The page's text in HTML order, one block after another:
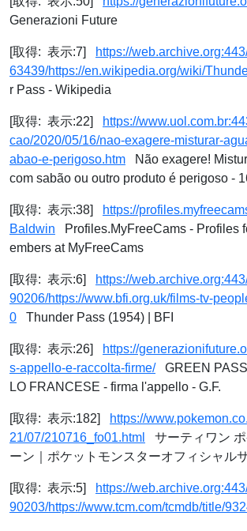
Generazioni Future
[取得: 表示:7]
https://
63439/https://en.wikipedia.org/wiki/
r Pass - Wikipedia
[取得: 表示:22]
https://
cao/2020/05/16/nao-exagere-misturar-
abao-e-perigoso.htm Não exagere!
com sabão ou outro produto é perigoso -
[取得: 表示:38]
https://
Baldwin Profiles.MyFreeCams - Profiles
embers at MyFreeCams
[取得: 表示:6]
https://
90206/https://www.bfi.org.uk/films-tv-
0 Thunder Pass (1954) | BFI
[取得: 表示:26]
https://
s-appello-e-raccolta-firme/GREEN
LO FRANCESE - firma l'appello - G.F.
[取得: 表示:182]
https://
21/07/210716_fo01.html
サーティワン
ーン｜ポケットモンスターオフィシャル
[取得: 表示:5]
https://
90203/https://www.tcm.com/tcmdb/title/